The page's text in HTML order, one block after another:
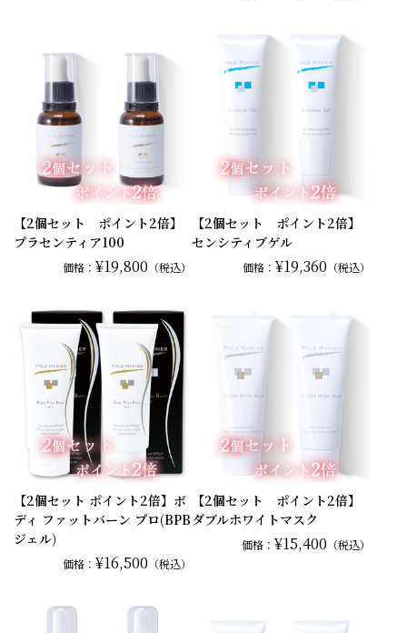
【2個セット ポイント2倍】
プラセンティア100
価格：¥19,800 （税込）
【2個セット ポイント2倍】
センシティブゲル
価格： ¥19,360 （税込）
【2個セット ポイント2倍】ボ
ディ ファットバーン プロ(BPB
ジェル)
価格：¥16,500 （税込）
【2個セット ポイント2倍】
ダブルホワイトマスク
価格： ¥15,400 （税込）